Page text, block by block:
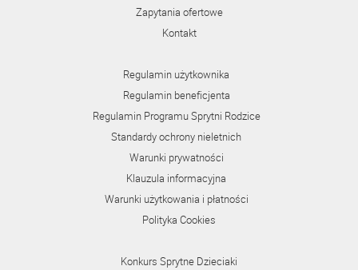
Zapytania ofertowe
Kontakt
Regulamin użytkownika
Regulamin beneficjenta
Regulamin Programu Sprytni Rodzice
Standardy ochrony nieletnich
Warunki prywatności
Klauzula informacyjna
Warunki użytkowania i płatności
Polityka Cookies
Konkurs Sprytne Dzieciaki